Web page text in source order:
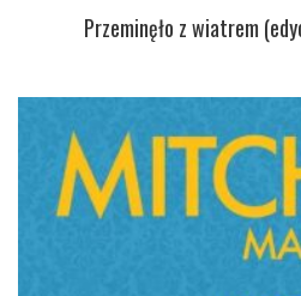
Przeminęło z wiatrem